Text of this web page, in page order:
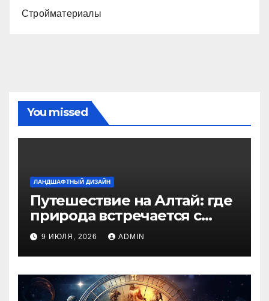
Стройматериалы
You missed
ЛАНДШАФТНЫЙ ДИЗАЙН
Путешествие на Алтай: где
природа встречается с
духом приключений
9 ИЮЛЯ, 2026 ADMIN